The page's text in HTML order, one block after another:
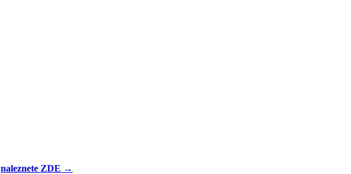
naleznete ZDE →